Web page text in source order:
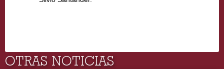
OTRAS NOTICIAS